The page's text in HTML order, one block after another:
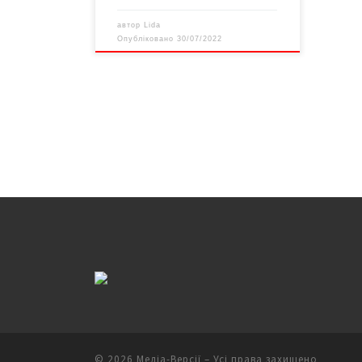
автор Lida
Опубліковано30/07/2022